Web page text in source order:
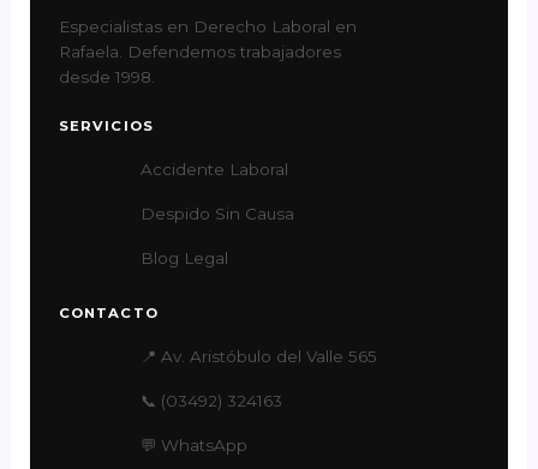
Especialistas en Derecho Laboral en
Rafaela. Defendemos trabajadores
desde 1998.
SERVICIOS
Accidente Laboral
Despido Sin Causa
Blog Legal
CONTACTO
📍 Av. Aristóbulo del Valle 565
📞 (03492) 324163
💬 WhatsApp